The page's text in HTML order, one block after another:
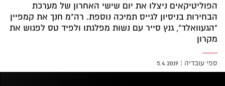
הפוליטיקאים ניצלו את יום שישי האחרון של מערכת
הבחירות בניסיון לגייס תמיכה נוספת. רה"מ חנך את קמפיין
"הגעוואלד", גנץ סייר עם נשות מפלגתו ולפיד טס לפגוש את
מקרון
ספי עובדיה |
5.4.2019